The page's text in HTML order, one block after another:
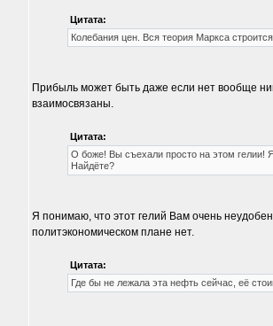
Цитата:
Колебания цен. Вся теория Маркса
Прибыль может быть даже если нет вообще
взаимосвязаны.
Цитата:
О боже! Вы съехали просто на этом гелии!
Найдёте?
Я понимаю, что этот гелий Вам очень
политэкономическом плане нет.
Цитата:
Где бы не лежала эта нефть сейчас, её